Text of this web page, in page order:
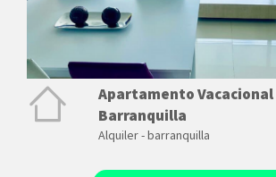
Apartamento Vacacional
Barranquilla
Alquiler - barranquilla